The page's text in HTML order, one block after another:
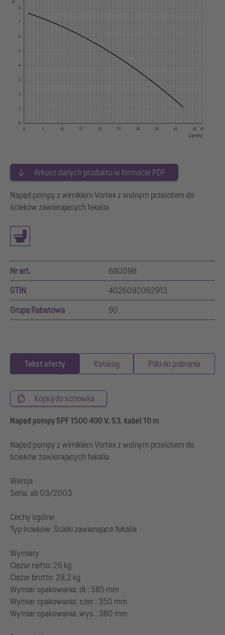
Arkusz danych produktu w formacie PDF
Napęd pompy z wirnikiem Vortex z wolnym przelotem do
ścieków zawierających fekalia
Nr art. 680098
GTIN 4026092062913
Grupa Rabatowa 90
Tekst oferty Katalog Pliki do pobrania
Kopiuj do schowka
Napęd pompy SPF 1500 400 V, S3, kabel 10 m
Napęd pompy z wirnikiem Vortex z wolnym przelotem do
ścieków zawierających fekalia
Wersja
Seria: ab 03/2003
Cechy ogólne
Typ ścieków: Ścieki zawierające fekalia
Wymiary
Ciężar netto: 26 kg
Ciężar brutto: 28,2 kg
Wymiar opakowania: dł.: 585 mm
Wymiar opakowania: szer.: 350 mm
Wymiar opakowania: wys.: 380 mm